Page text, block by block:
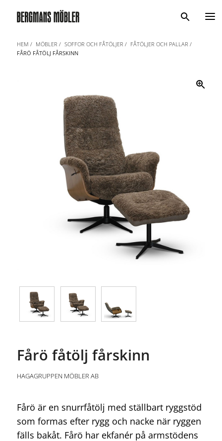
Sök
HEM MÖBLER SOFFOR OCH FÅTÖLJER
FÅTÖLJER OCH PALLAR
FÅRÖ FÅTÖLJ FÅRSKINN
Fårö fåtölj fårskinn
HAGAGRUPPEN MÖBLER AB
Fårö är en snurrfåtölj med ställbart ryggstöd
som formas efter rygg och nacke när ryggen
fälls bakåt. Fårö har ekfanér på armstödens